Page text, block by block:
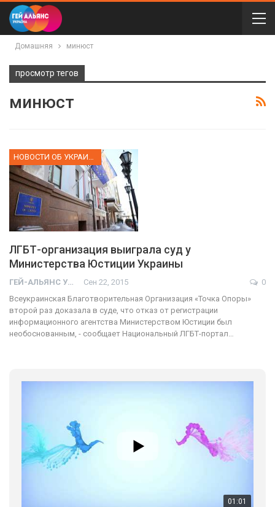
Домашняя минюст
просмотр тегов
минюст
ЛГБТ-организация выиграла суд у
Министерства Юстиции Украины
ГЕЙ-АЛЬЯНС УКРАИНА Сен 22, 2015
0
Всеукраинская Благотворительная Организация «Точка Опоры»
второй раз доказала в суде, что отказ от регистрации
информационного агентства Министерством Юстиции был
необоснованным, - сообщает Национальный ЛГБТ-портал…
01:01